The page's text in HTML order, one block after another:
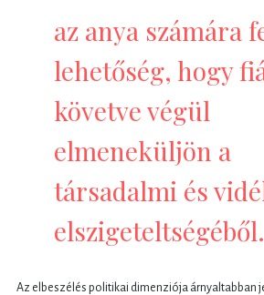
az anya számára
lehetőség, hogy
követve végül
elmeneküljön a
társadalmi és
elszigeteltségéből.
Az elbeszélés politikai dimenziója árnyaltabban